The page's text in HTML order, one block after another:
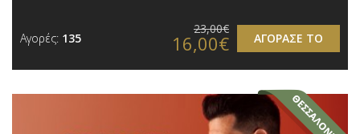
Αγορές: 135 ΑΓΟΡΑΣΕ ΤΟ
23,00€
16,00€